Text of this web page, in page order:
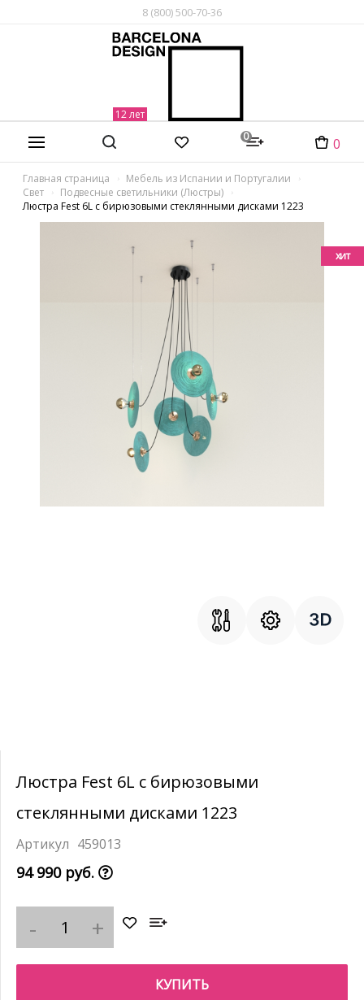
8 (800) 500-70-36
0 0
Главная страница
Мебель из Испании и Португалии
Свет
Подвесные светильники (Люстры)
Люстра Fest 6L с бирюзовыми стеклянными дисками 1223
хит
Люстра Fest 6L с бирюзовыми
стеклянными дисками 1223
459013
94 990 руб.
КУПИТЬ